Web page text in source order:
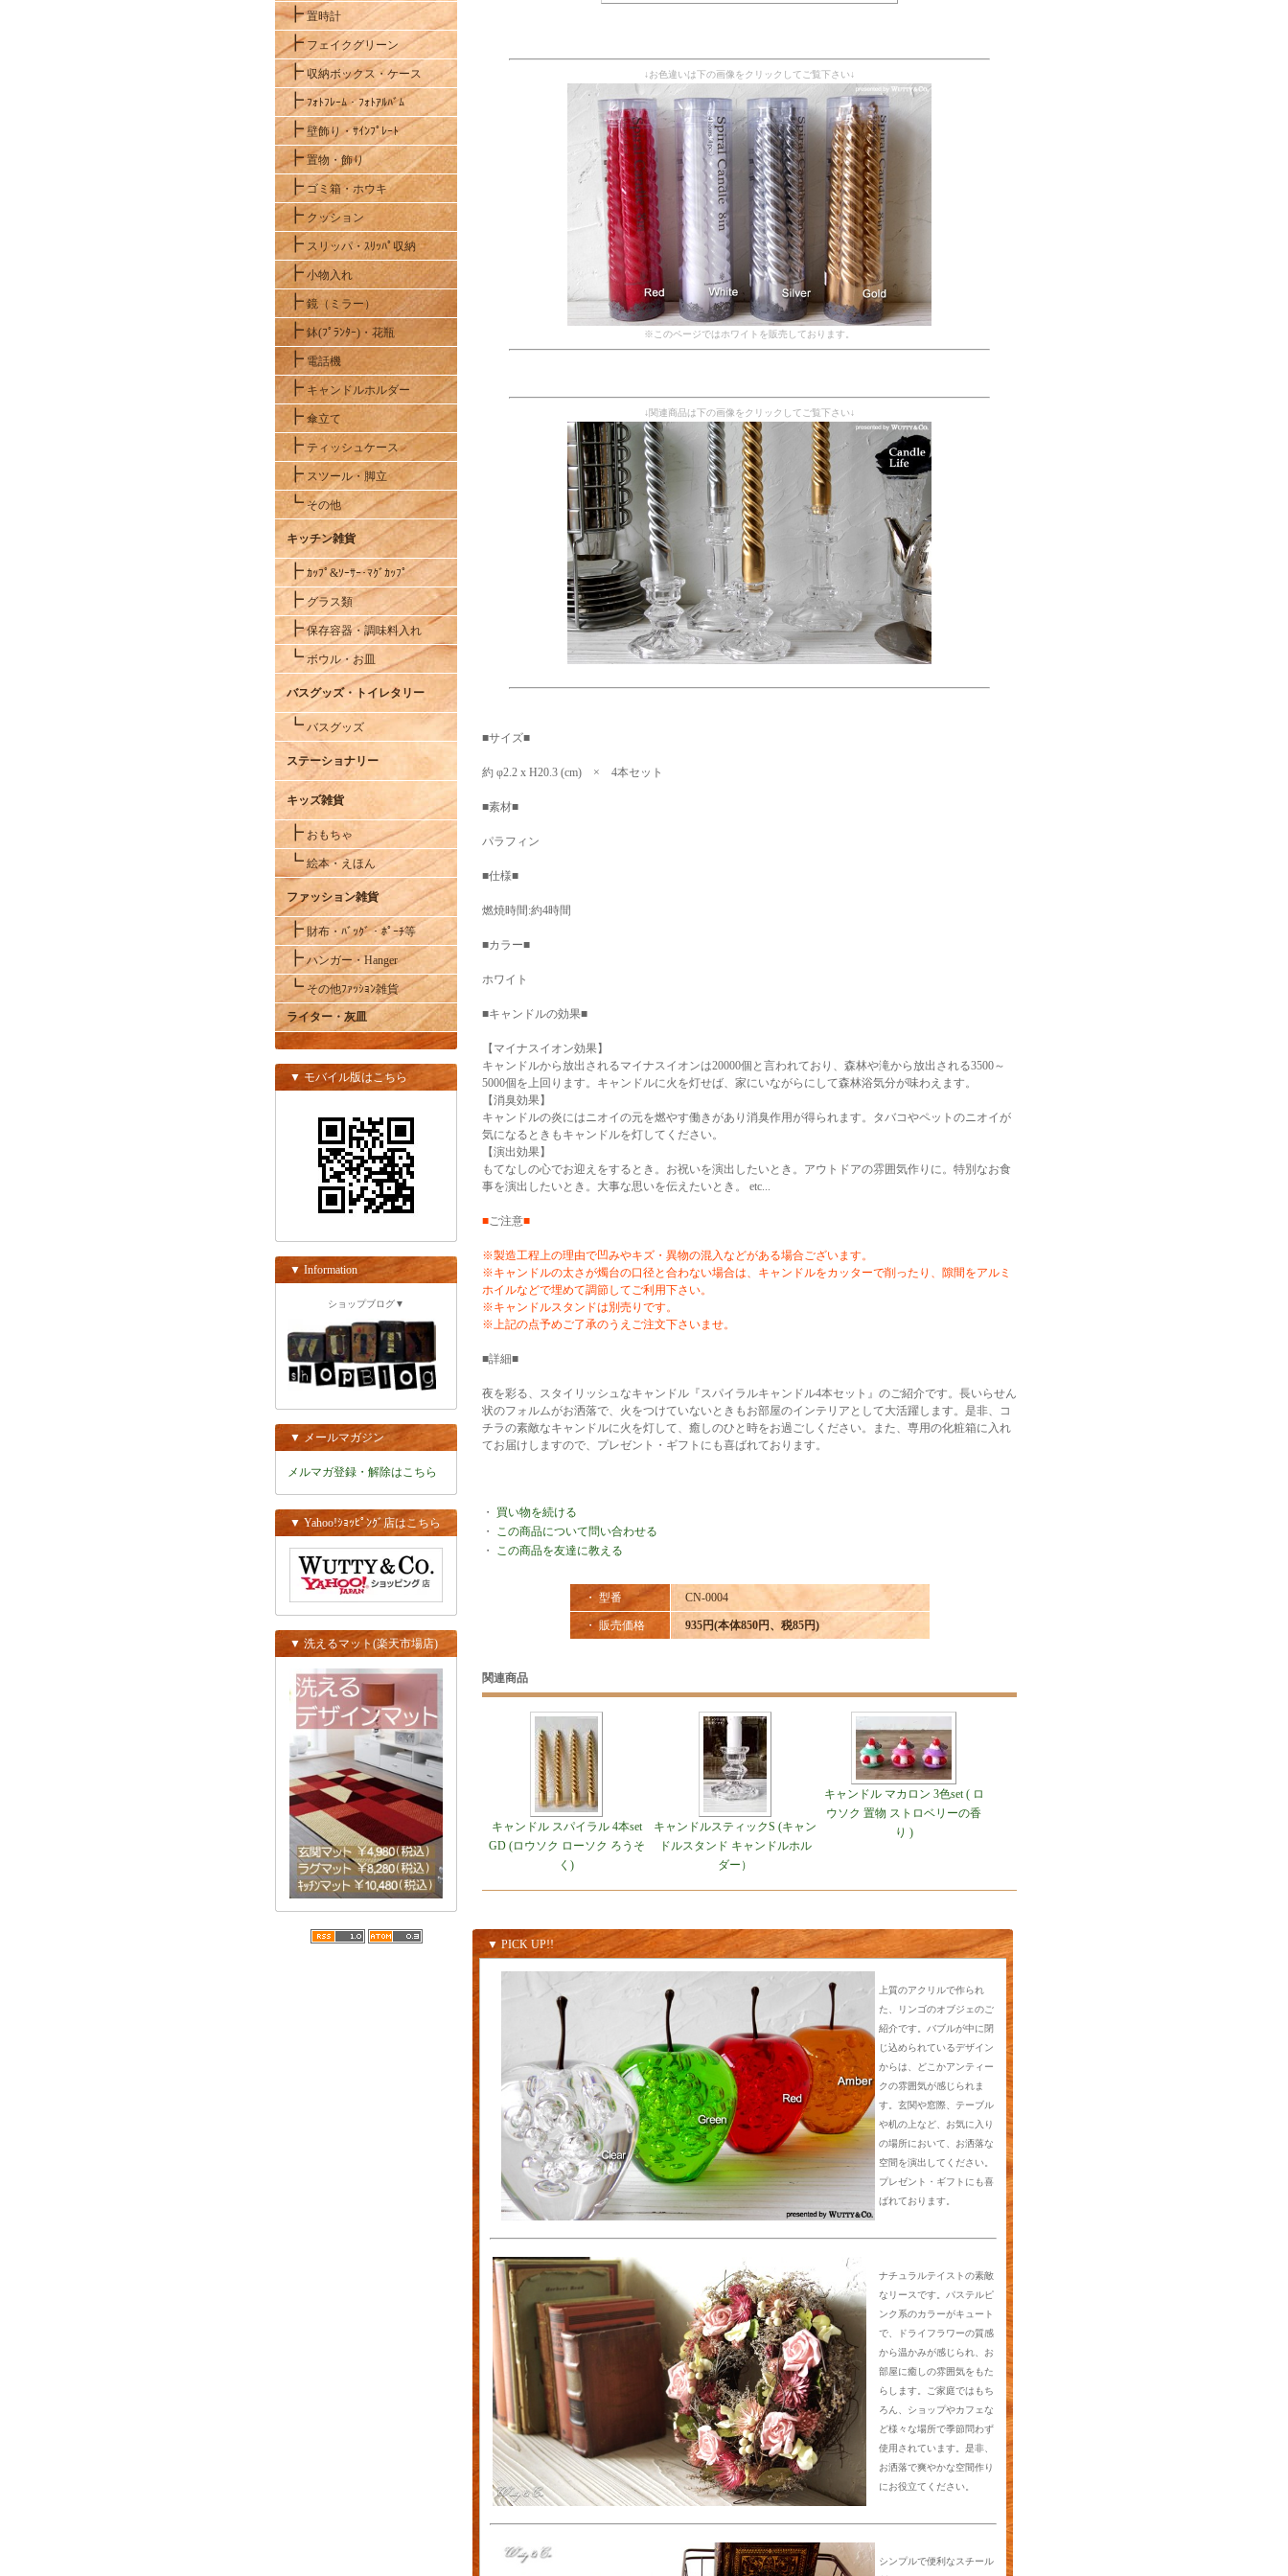
┣置時計
┣フェイクグリーン
┣収納ボックス・ケース
┣ﾌｫﾄﾌﾚｰﾑ・ﾌｫﾄｱﾙﾊﾞﾑ
┣壁飾り・ｻｲﾝﾌﾟﾚｰﾄ
┣置物・飾り
┣ゴミ箱・ホウキ
┣ クッション
┣ スリッパ・ｽﾘｯﾊﾟ収納
┣小物入れ
┣鏡（ミラー）
┣ 鉢(ﾌﾟﾗﾝﾀｰ)・花瓶
┣ 電話機
┣キャンドルホルダー
┣ 傘立て
┣ ティッシュケース
┣スツール・脚立
┗その他
キッチン雑貨
┣ｶｯﾌﾟ&ｿｰｻｰ･ﾏｸﾞｶｯﾌﾟ
┣グラス類
┣保存容器・調味料入れ
┗ボウル・お皿
バスグッズ・トイレタリー
┗ バスグッズ
ステーショナリー
キッズ雑貨
┣ おもちゃ
┗ 絵本・えほん
ファッション雑貨
┣財布・ﾊﾞｯｸﾞ・ﾎﾟｰﾁ等
┣ハンガー・Hanger
┗その他ﾌｧｯｼｮﾝ雑貨
ライター・灰皿
▼ モバイル版はこちら
▼ Information
ショップブログ▼
▼ メールマガジン
メルマガ登録・解除はこちら
▼ Yahoo!ｼｮｯﾋﾟﾝｸﾞ店はこちら
▼ 洗えるマット(楽天市場店)
↓お色違いは下の画像をクリックしてご覧下さい↓
※このページではホワイトを販売しております。
↓関連商品は下の画像をクリックしてご覧下さい↓
■サイズ■
約 φ2.2 x H20.3 (cm) × 4本セット
■素材■
パラフィン
■仕様■
燃焼時間:約4時間
■カラー■
ホワイト
■キャンドルの効果■
【マイナスイオン効果】
キャンドルから放出されるマイナスイオンは20000個と言われており、森林や滝から放出される3500～
5000個を上回ります。キャンドルに火を灯せば、家にいながらにして森林浴気分が味わえます。
【消臭効果】
キャンドルの炎にはニオイの元を燃やす働きがあり消臭作用が得られます。タバコやペットのニオイが
気になるときもキャンドルを灯してください。
【演出効果】
もてなしの心でお迎えをするとき。お祝いを演出したいとき。アウトドアの雰囲気作りに。特別なお食
事を演出したいとき。大事な思いを伝えたいとき。 etc...
■ご注意■
※製造工程上の理由で凹みやキズ・異物の混入などがある場合ございます。
※キャンドルの太さが燭台の口径と合わない場合は、キャンドルをカッターで削ったり、隙間をアルミ
ホイルなどで埋めて調節してご利用下さい。
※キャンドルスタンドは別売りです。
※上記の点予めご了承のうえご注文下さいませ。
■詳細■
夜を彩る、スタイリッシュなキャンドル『スパイラルキャンドル4本セット』のご紹介です。長いらせん
状のフォルムがお洒落で、火をつけていないときもお部屋のインテリアとして大活躍します。是非、コ
チラの素敵なキャンドルに火を灯して、癒しのひと時をお過ごしください。また、専用の化粧箱に入れ
てお届けしますので、プレゼント・ギフトにも喜ばれております。
・ 買い物を続ける
・ この商品について問い合わせる
・ この商品を友達に教える
・ 型番 CN-0004
・ 販売価格 935円(本体850円、税85円)
関連商品
キャンドル スパイラル 4本set
GD (ロウソク ローソク ろうそ
く)
キャンドルスティックS (キャン
ドルスタンド キャンドルホル
ダー）
キャンドル マカロン 3色set ( ロ
ウソク 置物 ストロベリーの香
り )
▼ PICK UP!!
上質のアクリルで作られ
た、リンゴのオブジェのご
紹介です。バブルが中に閉
じ込められているデザイン
からは、どこかアンティー
クの雰囲気が感じられま
す。玄関や窓際、テーブル
や机の上など、お気に入り
の場所において、お洒落な
空間を演出してください。
プレゼント・ギフトにも喜
ばれております。
ナチュラルテイストの素敵
なリースです。パステルピ
ンク系のカラーがキュート
で、ドライフラワーの質感
から温かみが感じられ、お
部屋に癒しの雰囲気をもた
らします。ご家庭ではもち
ろん、ショップやカフェな
ど様々な場所で季節問わず
使用されています。是非、
お洒落で爽やかな空間作り
にお役立てください。
シンプルで便利なスチール